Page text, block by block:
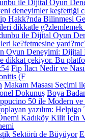
ile Dijital Oyun
deneyimler keşfettiği
Hakk?nda Bilinmesi
dikkatle g?zlemlemek
ile Dijital Oyun
ke?fetmesine
Oyun Deneyimi: Dijital
dikkat çekiyor. Bu
Fip İlacı Nedir ve
(F
Makam Masası Seçimi
Boya
50 ile Modern ve
Kadıköy Kilit İçin